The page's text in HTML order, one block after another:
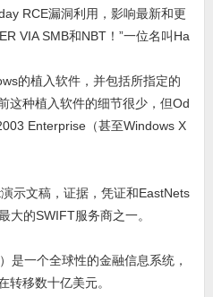
RCE漏洞利用，影响最新和更
VIA SMB和NBT！”一位名叫Ha
的植入软件，并包括所指定的
这种植入软件的细节很少，但Od
Enterprise（甚至Windows X
示文稿，证据，凭证和EastNets
大的SWIFT服务商之一。
是一个全球性的金融信息系统，
转移数十亿美元。